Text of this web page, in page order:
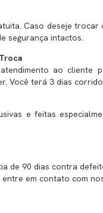
Caso deseje
segurança intactos.
ao cliente
Você terá 3 dias
e feitas
de 90 dias contra
em contato com